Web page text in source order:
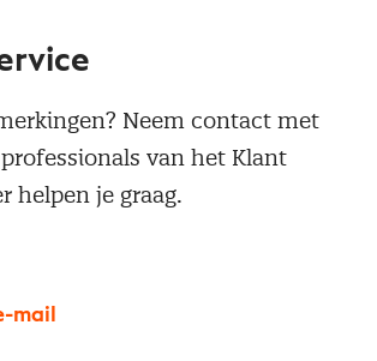
Neem contact met
van het Klant
helpen je graag.
mail